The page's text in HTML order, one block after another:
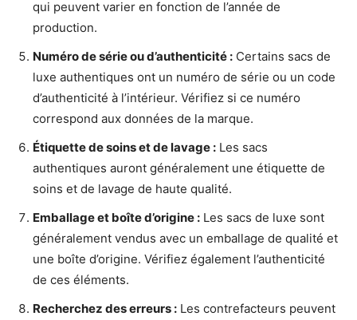
qui peuvent varier en fonction de l’année de
production.
Numéro de série ou d’authenticité : Certains sacs de
luxe authentiques ont un numéro de série ou un code
d’authenticité à l’intérieur. Vérifiez si ce numéro
correspond aux données de la marque.
Étiquette de soins et de lavage : Les sacs
authentiques auront généralement une étiquette de
soins et de lavage de haute qualité.
Emballage et boîte d’origine : Les sacs de luxe sont
généralement vendus avec un emballage de qualité et
une boîte d’origine. Vérifiez également l’authenticité
de ces éléments.
Recherchez des erreurs : Les contrefacteurs peuvent